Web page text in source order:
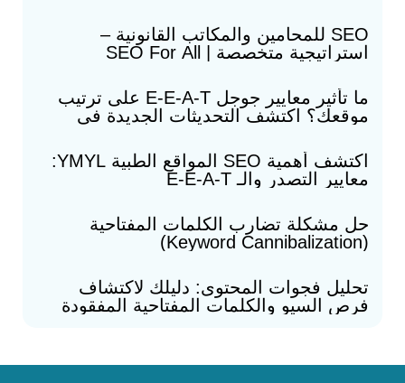
SEO للمحامين والمكاتب القانونية –
استراتيجية متخصصة | SEO For All
ما تأثير معايير جوجل E-E-A-T على ترتيب
موقعك؟ اكتشف التحديثات الجديدة في
اكتشف أهمية SEO المواقع الطبية YMYL:
معايير التصدر والـ E-E-A-T
حل مشكلة تضارب الكلمات المفتاحية
(Keyword Cannibalization)
تحليل فجوات المحتوى: دليلك لاكتشاف
فرص السيو والكلمات المفتاحية المفقودة